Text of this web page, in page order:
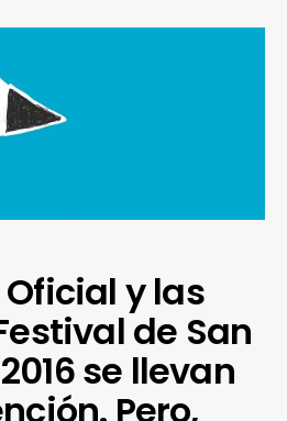
y las
de San
se llevan
Pero,